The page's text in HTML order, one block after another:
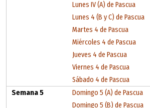
Lunes IV (A) de Pascua
Lunes 4 (B y C) de Pascua
Martes 4 de Pascua
Miércoles 4 de Pascua
Jueves 4 de Pascua
Viernes 4 de Pascua
Sábado 4 de Pascua
Semana 5
Domingo 5 (A) de Pascua
Domingo 5 (B) de Pascua